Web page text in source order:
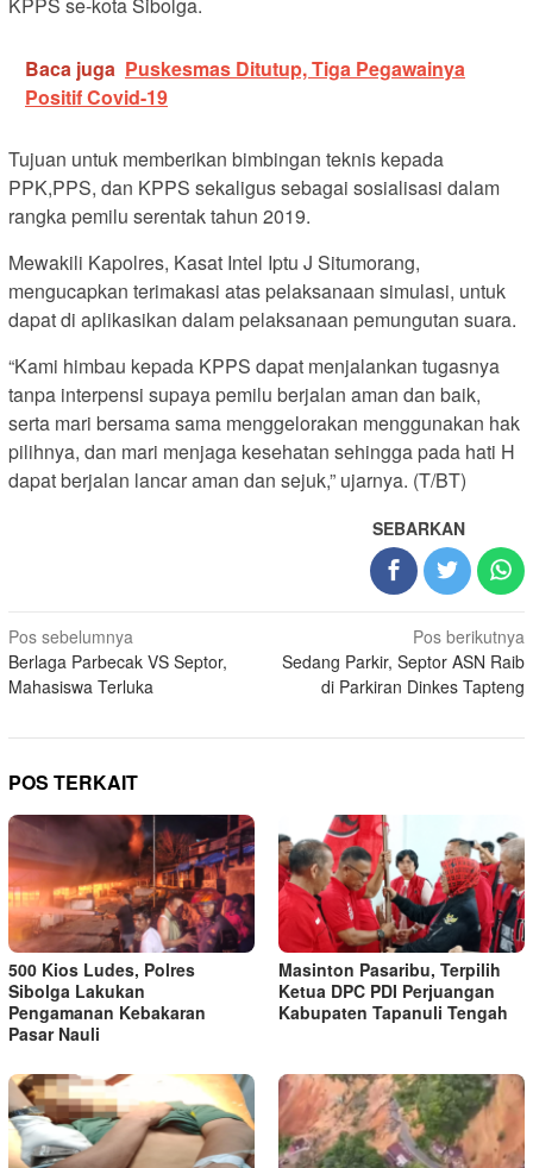
Baca juga Puskesmas Ditutup, Tiga Pegawainya
Positif Covid-19
Tujuan untuk memberikan bimbingan teknis kepada
PPK,PPS, dan KPPS sekaligus sebagai sosialisasi dalam
rangka pemilu serentak tahun 2019.
Mewakili Kapolres, Kasat Intel Iptu J Situmorang,
mengucapkan terimakasi atas pelaksanaan simulasi, untuk
dapat di aplikasikan dalam pelaksanaan pemungutan suara.
“Kami himbau kepada KPPS dapat menjalankan tugasnya
tanpa interpensi supaya pemilu berjalan aman dan baik,
serta mari bersama sama menggelorakan menggunakan hak
pilihnya, dan mari menjaga kesehatan sehingga pada hati H
dapat berjalan lancar aman dan sejuk,” ujarnya. (T/BT)
SEBARKAN
Navigasi
pos
Pos sebelumnya
Berlaga Parbecak VS Septor,
Mahasiswa Terluka
Pos berikutnya
Sedang Parkir, Septor ASN Raib
di Parkiran Dinkes Tapteng
POS TERKAIT
500 Kios Ludes, Polres
Sibolga Lakukan
Pengamanan Kebakaran
Pasar Nauli
Masinton Pasaribu, Terpilih
Ketua DPC PDI Perjuangan
Kabupaten Tapanuli Tengah